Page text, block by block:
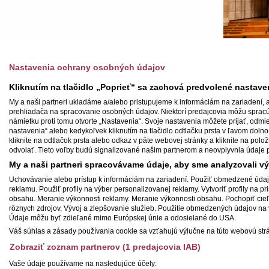
Nastavenia ochrany osobných údajov
Kliknutím na tlačidlo „Poprieť“ sa zachová predvolené
My a naši partneri ukladáme a/alebo pristupujeme k informáciám na
prehliadača na spracovanie osobných údajov. Niektorí predajcovia môžu
námietku proti tomu otvorte „Nastavenia“. Svoje nastavenia môžete prijať,
nastavenia“ alebo kedykoľvek kliknutím na tlačidlo odtlačku prsta v ľavom
kliknite na odtlačok prsta alebo odkaz v päte webovej stránky a kliknite na
odvolať. Tieto voľby budú signalizované našim partnerom a neovplyvnia údaje
My a naši partneri spracovávame údaje, aby sme analyzovali
Uchovávanie alebo prístup k informáciám na zariadení. Použiť obmedzené
reklamu. Použiť profily na výber personalizovanej reklamy. Vytvoriť profily na
obsahu. Meranie výkonnosti reklamy. Meranie výkonnosti obsahu. Pochopiť
rôznych zdrojov. Vývoj a zlepšovanie služieb. Použitie obmedzených údajov na
Údaje môžu byť zdieľané mimo Európskej únie a odosielané do USA.
Váš súhlas a zásady používania cookie sa vzťahujú výlučne na túto webovú
Zobraziť zoznam partnerov (1 predajcovia IAB)
Vaše údaje používame na nasledujúce účely:
PROGRAM
John Rutter: Magnificat
Výber vianočnej hudby
ÚČINKUJÚ
Adrian Kokoš, dirigent